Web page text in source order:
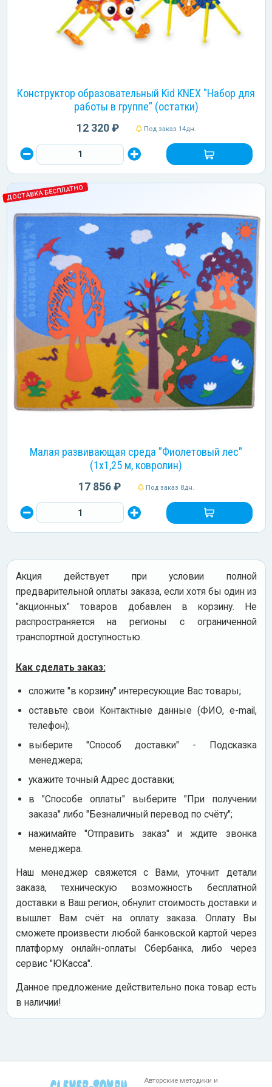
Конструктор образовательный Kid KNEX "Набор для
работы в группе" (остатки)
12 320 ₽ Под заказ 14дн.
ДОСТАВКА БЕСПЛАТНО
Малая развивающая среда "Фиолетовый лес"
(1х1,25 м, ковролин)
17 856 ₽ Под заказ 8дн.
Акция действует при условии полной
предварительной оплаты заказа, если хотя бы один из
"акционных" товаров добавлен в корзину. Не
распространяется на регионы с ограниченной
транспортной доступностью.
Как сделать заказ:
сложите "в корзину" интересующие Вас товары;
оставьте свои Контактные данные (ФИО, e-mail,
телефон);
выберите "Способ доставки" - Подсказка
менеджера;
укажите точный Адрес доставки;
в "Способе оплаты" выберите "При получении
заказа" либо "Безналичный перевод по счёту";
нажимайте "Отправить заказ" и ждите звонка
менеджера.
Наш менеджер свяжется с Вами, уточнит детали
заказа, техническую возможность бесплатной
доставки в Ваш регион, обнулит стоимость доставки и
вышлет Вам счёт на оплату заказа. Оплату Вы
сможете произвести любой банковской картой через
платформу онлайн-оплаты Сбербанка, либо через
сервис "ЮКасса".
Данное предложение действительно пока товар есть
в наличии!
Авторские методики и